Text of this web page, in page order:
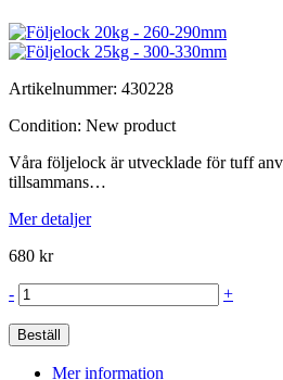
Artikelnummer: 430228
Condition: New product
Våra följelock är utvecklade för tuff
tillsammans…
Mer detaljer
680 kr
- +
Beställ
Mer information